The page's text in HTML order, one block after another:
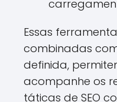
Essas
combinadas
definida,
acompanhe os
táticas de SEO